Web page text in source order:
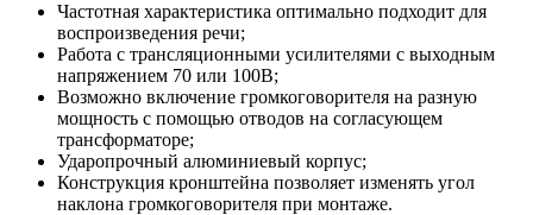
Частотная характеристика оптимально подходит для
воспроизведения речи;
Работа с трансляционными усилителями с выходным
напряжением 70 или 100В;
Возможно включение громкоговорителя на разную
мощность с помощью отводов на согласующем
трансформаторе;
Ударопрочный алюминиевый корпус;
Конструкция кронштейна позволяет изменять угол
наклона громкоговорителя при монтаже.